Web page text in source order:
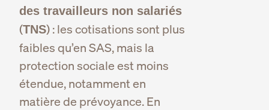
des travailleurs non salariés
(TNS) : les cotisations sont plus
faibles qu’en SAS, mais la
protection sociale est moins
étendue, notamment en
matière de prévoyance. En